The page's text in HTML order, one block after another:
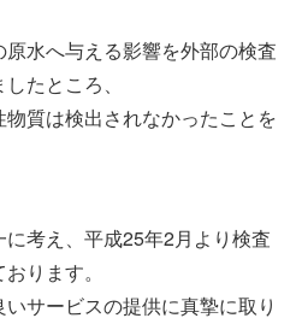
水へ与える影響を外部の検査
たところ、
質は検出されなかったことを
考え、平成25年2月より検査
ります。
サービスの提供に真摯に取り